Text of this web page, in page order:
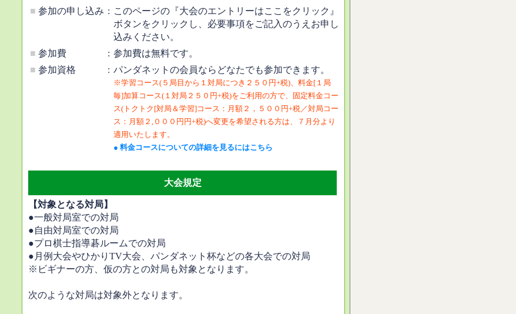
■ 参加の申し込み : このページの『大会のエントリーはここをクリック』
ボタンをクリックし、必要事項をご記入のうえお申し
込みください。
■ 参加費 : 参加費は無料です。
■ 参加資格 : パンダネットの会員ならどなたでも参加できます。
※学習コース(５局目から１対局につき２５０円+税)、料金[１局
毎]加算コース(１対局２５０円+税)をご利用の方で、固定料金コー
ス(トクトク[対局＆学習]コース：月額２，５００円+税／対局コー
ス：月額２,０００円円+税)へ変更を希望される方は、７月分より
適用いたします。
● 料金コースについての詳細を見るにはこちら
大会規定
【対象となる対局】
●一般対局室での対局
●自由対局室での対局
●プロ棋士指導碁ルームでの対局
●月例大会やひかりTV大会、パンダネット杯などの各大会での対局
※ビギナーの方、仮の方との対局も対象となります。
次のような対局は対象外となります。